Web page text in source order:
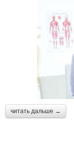
читать дальше →